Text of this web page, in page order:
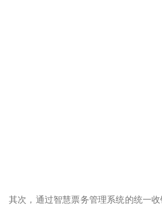
其次，通过智慧票务管理系统的统一